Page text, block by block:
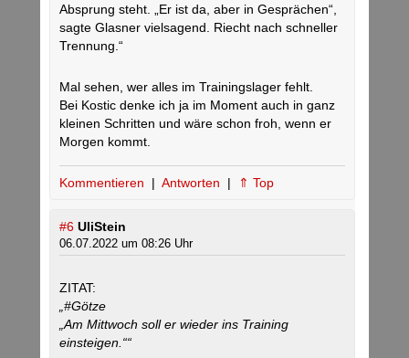
Absprung steht. „Er ist da, aber in Gesprächen“,
sagte Glasner vielsagend. Riecht nach schneller
Trennung.“
Mal sehen, wer alles im Trainingslager fehlt.
Bei Kostic denke ich ja im Moment auch in ganz
kleinen Schritten und wäre schon froh, wenn er
Morgen kommt.
Kommentieren | Antworten | ⇑ Top
#6 UliStein
06.07.2022 um 08:26 Uhr
ZITAT:
„#Götze
„Am Mittwoch soll er wieder ins Training
einsteigen.““